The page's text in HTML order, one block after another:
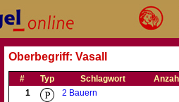
Oberbegriff: Vasall
# Typ Schlagwort
1
2 Bauern